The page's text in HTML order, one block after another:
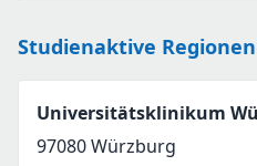
Studienaktive Regionen
Universitätsklinikum
97080Würzburg